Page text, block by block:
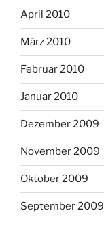
April 2010
März 2010
Februar 2010
Januar 2010
Dezember 2009
November 2009
Oktober 2009
September 2009